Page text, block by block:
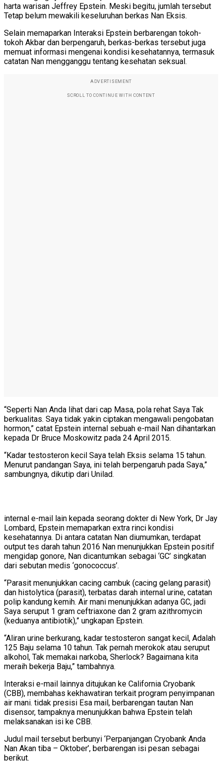
harta warisan Jeffrey Epstein. Meski begitu, jumlah tersebut
Tetap belum mewakili keseluruhan berkas Nan Eksis.
Selain memaparkan Interaksi Epstein berbarengan tokoh-
tokoh Akbar dan berpengaruh, berkas-berkas tersebut juga
memuat informasi mengenai kondisi kesehatannya, termasuk
catatan Nan mengganggu tentang kesehatan seksual.
ADVERTISEMENT
SCROLL TO CONTINUE WITH CONTENT
“Seperti Nan Anda lihat dari cap Masa, pola rehat Saya Tak
berkualitas. Saya tidak yakin ciptakan mengawali pengobatan
hormon,” catat Epstein internal sebuah e-mail Nan dihantarkan
kepada Dr Bruce Moskowitz pada 24 April 2015.
“Kadar testosteron kecil Saya telah Eksis selama 15 tahun.
Menurut pandangan Saya, ini telah berpengaruh pada Saya,”
sambungnya, dikutip dari Unilad.
internal e-mail lain kepada seorang dokter di New York, Dr Jay
Lombard, Epstein memaparkan extra rinci kondisi
kesehatannya. Di antara catatan Nan diumumkan, terdapat
output tes darah tahun 2016 Nan menunjukkan Epstein positif
mengidap gonore, Nan dicantumkan sebagai ‘GC’ singkatan
dari sebutan medis ‘gonococcus’.
“Parasit menunjukkan cacing cambuk (cacing gelang parasit)
dan histolytica (parasit), terbatas darah internal urine, catatan
polip kandung kemih. Air mani menunjukkan adanya GC, jadi
Saya seruput 1 gram ceftriaxone dan 2 gram azithromycin
(keduanya antibiotik),” ungkapan Epstein.
“Aliran urine berkurang, kadar testosteron sangat kecil, Adalah
125 Baju selama 10 tahun. Tak pernah merokok atau seruput
alkohol, Tak memakai narkoba, Sherlock? Bagaimana kita
meraih bekerja Baju,” tambahnya.
Interaksi e-mail lainnya ditujukan ke California Cryobank
(CBB), membahas kekhawatiran terkait program penyimpanan
air mani. tidak presisi Esa mail, berbarengan tautan Nan
disensor, tampaknya menunjukkan bahwa Epstein telah
melaksanakan isi ke CBB.
Judul mail tersebut berbunyi ‘Perpanjangan Cryobank Anda
Nan Akan tiba – Oktober’, berbarengan isi pesan sebagai
berikut.